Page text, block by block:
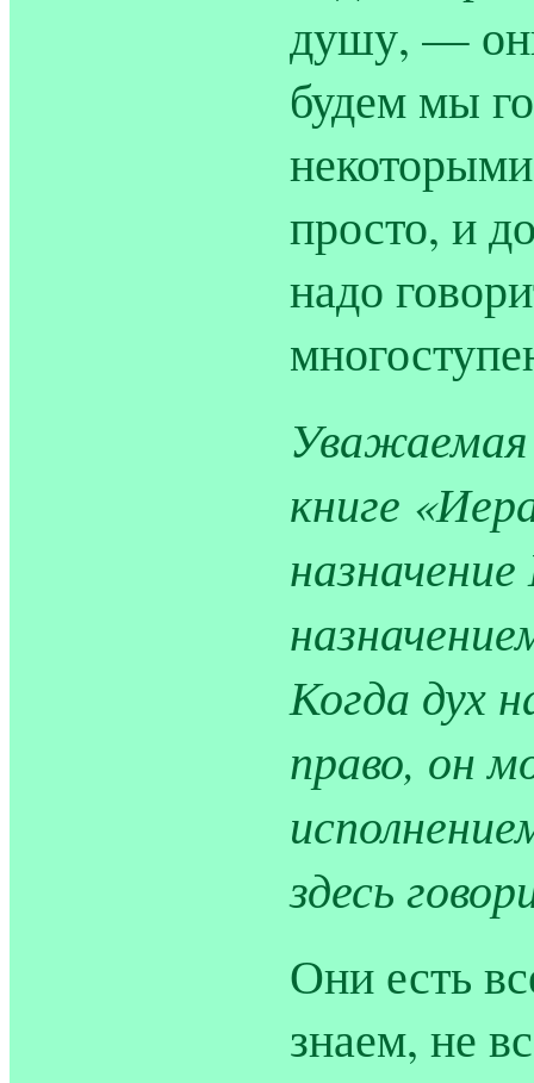
душу, —
будем мы
просто, и
надо
книге
Когда дух
право, он
здесь
Они есть
знаем, не